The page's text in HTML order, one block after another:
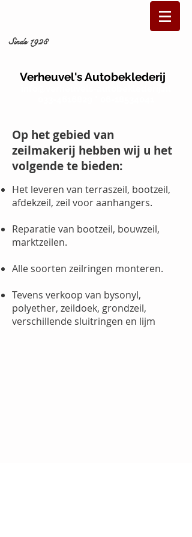
Sinds 1928
Verheuvel's Autobeklederij
Op het gebied van
zeilmakerij hebben wij u het
volgende te bieden:
Het leveren van terraszeil, bootzeil,
afdekzeil, zeil voor aanhangers.
Reparatie van bootzeil, bouwzeil,
marktzeilen.
Alle soorten zeilringen monteren.
Tevens verkoop van bysonyl,
polyether, zeildoek, grondzeil,
verschillende sluitringen en lijm